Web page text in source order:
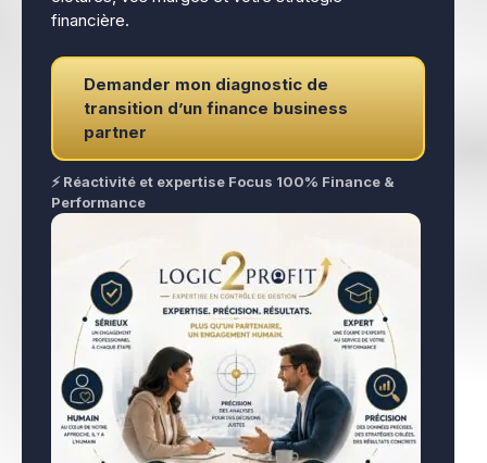
financière.
Demander mon diagnostic de
transition d’un finance business
partner
⚡ Réactivité et expertise Focus 100% Finance &
Performance